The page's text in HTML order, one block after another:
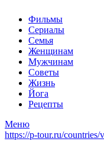
Фильмы
Сериалы
Семья
Женщинам
Мужчинам
Советы
Жизнь
Йога
Рецепты
Меню
https://p-tour.ru/countries/